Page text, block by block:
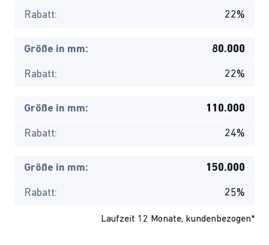
Rabatt: 22%
Größe in mm: 80.000
Rabatt: 22%
Größe in mm: 110.000
Rabatt: 24%
Größe in mm: 150.000
Rabatt: 25%
Laufzeit 12 Monate, kundenbezogen*